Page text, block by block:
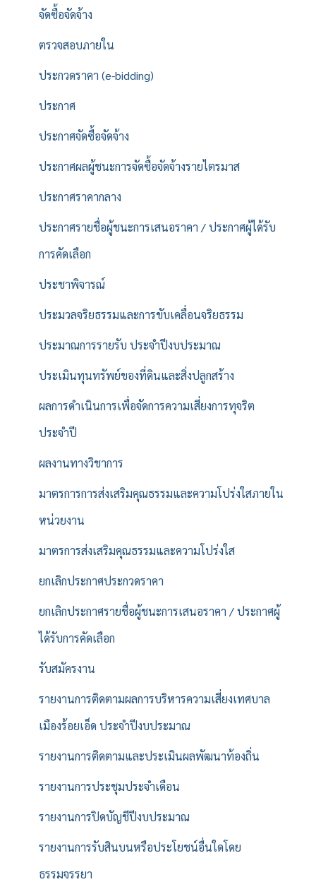
จัดซื้อจัดจ้าง
ตรวจสอบภายใน
ประกวดราคา (e-bidding)
ประกาศ
ประกาศจัดซื้อจัดจ้าง
ประกาศผลผู้ชนะการจัดซื้อจัดจ้างรายไตรมาส
ประกาศราคากลาง
ประกาศรายชื่อผู้ชนะการเสนอราคา / ประกาศผู้ได้รับ
การคัดเลือก
ประชาพิจารณ์
ประมวลจริยธรรมและการขับเคลื่อนจริยธรรม
ประมาณการรายรับ ประจำปีงบประมาณ
ประเมินทุนทรัพย์ของที่ดินและสิ่งปลูกสร้าง
ผลการดำเนินการเพื่อจัดการความเสี่ยงการทุจริต
ประจำปี
ผลงานทางวิชาการ
มาตรการการส่งเสริมคุณธรรมและความโปร่งใสภายใน
หน่วยงาน
มาตรการส่งเสริมคุณธรรมและความโปร่งใส
ยกเลิกประกาศประกวดราคา
ยกเลิกประกาศรายชื่อผู้ชนะการเสนอราคา / ประกาศผู้
ได้รับการคัดเลือก
รับสมัครงาน
รายงานการติดตามผลการบริหารความเสี่ยงเทศบาล
เมืองร้อยเอ็ด ประจำปีงบประมาณ
รายงานการติดตามและประเมินผลพัฒนาท้องถิ่น
รายงานการประชุมประจำเดือน
รายงานการปิดบัญชีปีงบประมาณ
รายงานการรับสินบนหรือประโยชน์อื่นใดโดย
ธรรมจรรยา